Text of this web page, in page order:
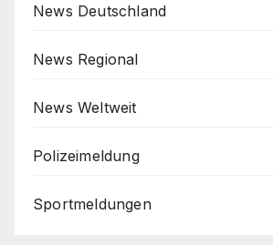
News Deutschland
News Regional
News Weltweit
Polizeimeldung
Sportmeldungen